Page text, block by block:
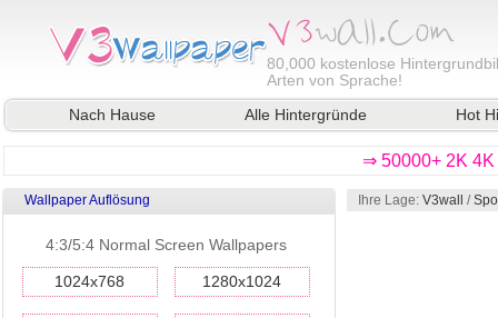
80,000 kostenlose
Arten von Sprache!
Nach Hause
Alle Hintergründe Hot
⇒ 50000+ 2K
Wallpaper Auflösung
4:3/5:4 Normal Screen Wallpapers
1024x768 1280x1024
Ihre Lage: V3wall /